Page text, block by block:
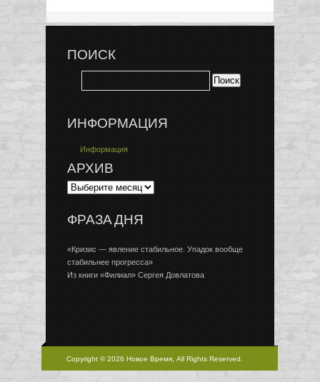
ПОИСК
ИНФОРМАЦИЯ
Информация
АРХИВ
ФРАЗА ДНЯ
«Кризис — явление стабильное. Упадок вообще
стабильнее прогресса»
Из книги «Филиал» Сергея Довлатова
Copyright © 2026 Новое Время, All Rights Reserved.